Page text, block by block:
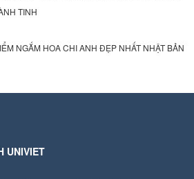
TINH
NGẮM HOA CHI ANH ĐẸP NHẤT NHẬT BẢN
UNIVIET